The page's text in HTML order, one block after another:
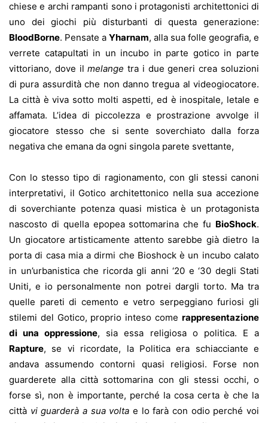
chiese e archi rampanti sono i protagonisti architettonici di
uno dei giochi più disturbanti di questa generazione:
BloodBorne. Pensate a Yharnam, alla sua folle geografia, e
verrete catapultati in un incubo in parte gotico in parte
vittoriano, dove ilmelange tra i due generi crea soluzioni
di pura assurdità che non danno tregua al videogiocatore.
La città è viva sotto molti aspetti, ed è inospitale, letale e
affamata. L’idea di piccolezza e prostrazione avvolge il
giocatore stesso che si sente soverchiato dalla forza
negativa che emana da ogni singola parete svettante,
Con lo stesso tipo di ragionamento, con gli stessi canoni
interpretativi, il Gotico architettonico nella sua accezione
di soverchiante potenza quasi mistica è un protagonista
nascosto di quella epopea sottomarina che fu BioShock.
Un giocatore artisticamente attento sarebbe già dietro la
porta di casa mia a dirmi che Bioshock è un incubo calato
in un’urbanistica che ricorda gli anni ‘20 e ‘30 degli Stati
Uniti, e io personalmente non potrei dargli torto. Ma tra
quelle pareti di cemento e vetro serpeggiano furiosi gli
stilemi del Gotico, proprio inteso come rappresentazione
di una oppressione, sia essa religiosa o politica. E a
Rapture, se vi ricordate, la Politica era schiacciante e
andava assumendo contorni quasi religiosi. Forse non
guarderete alla città sottomarina con gli stessi occhi, o
forse sì, non è importante, perché la cosa certa è che la
città vi guarderà a sua volta e lo farà con odio perché voi